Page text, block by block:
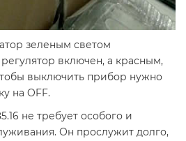
зеленым светом
включен, а красным,
выключить прибор нужно
на OFF.
не требует особого и
Он прослужит долго,